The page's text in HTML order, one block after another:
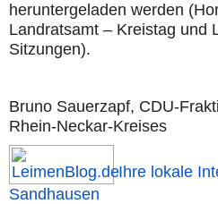
heruntergeladen werden
Landratsamt – Kreistag und
Sitzungen).
Bruno Sauerzapf, CDU-
Rhein-Neckar-Kreises
Ihre lokale
Sandhausen